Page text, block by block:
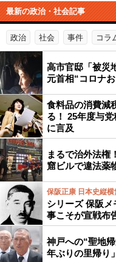
最新の政治・社会記事
政治 社会 事件 コラ
高市官邸「被災
元首相“コロナ
食料品の消費減
る！ 25年度与党
に言及
まるで治外法権
窟ビルで違法薬
保阪正康 日本史縦横
シリーズ 保阪
事こそが宣戦布
神戸への“聖地
年ぶりの里帰り